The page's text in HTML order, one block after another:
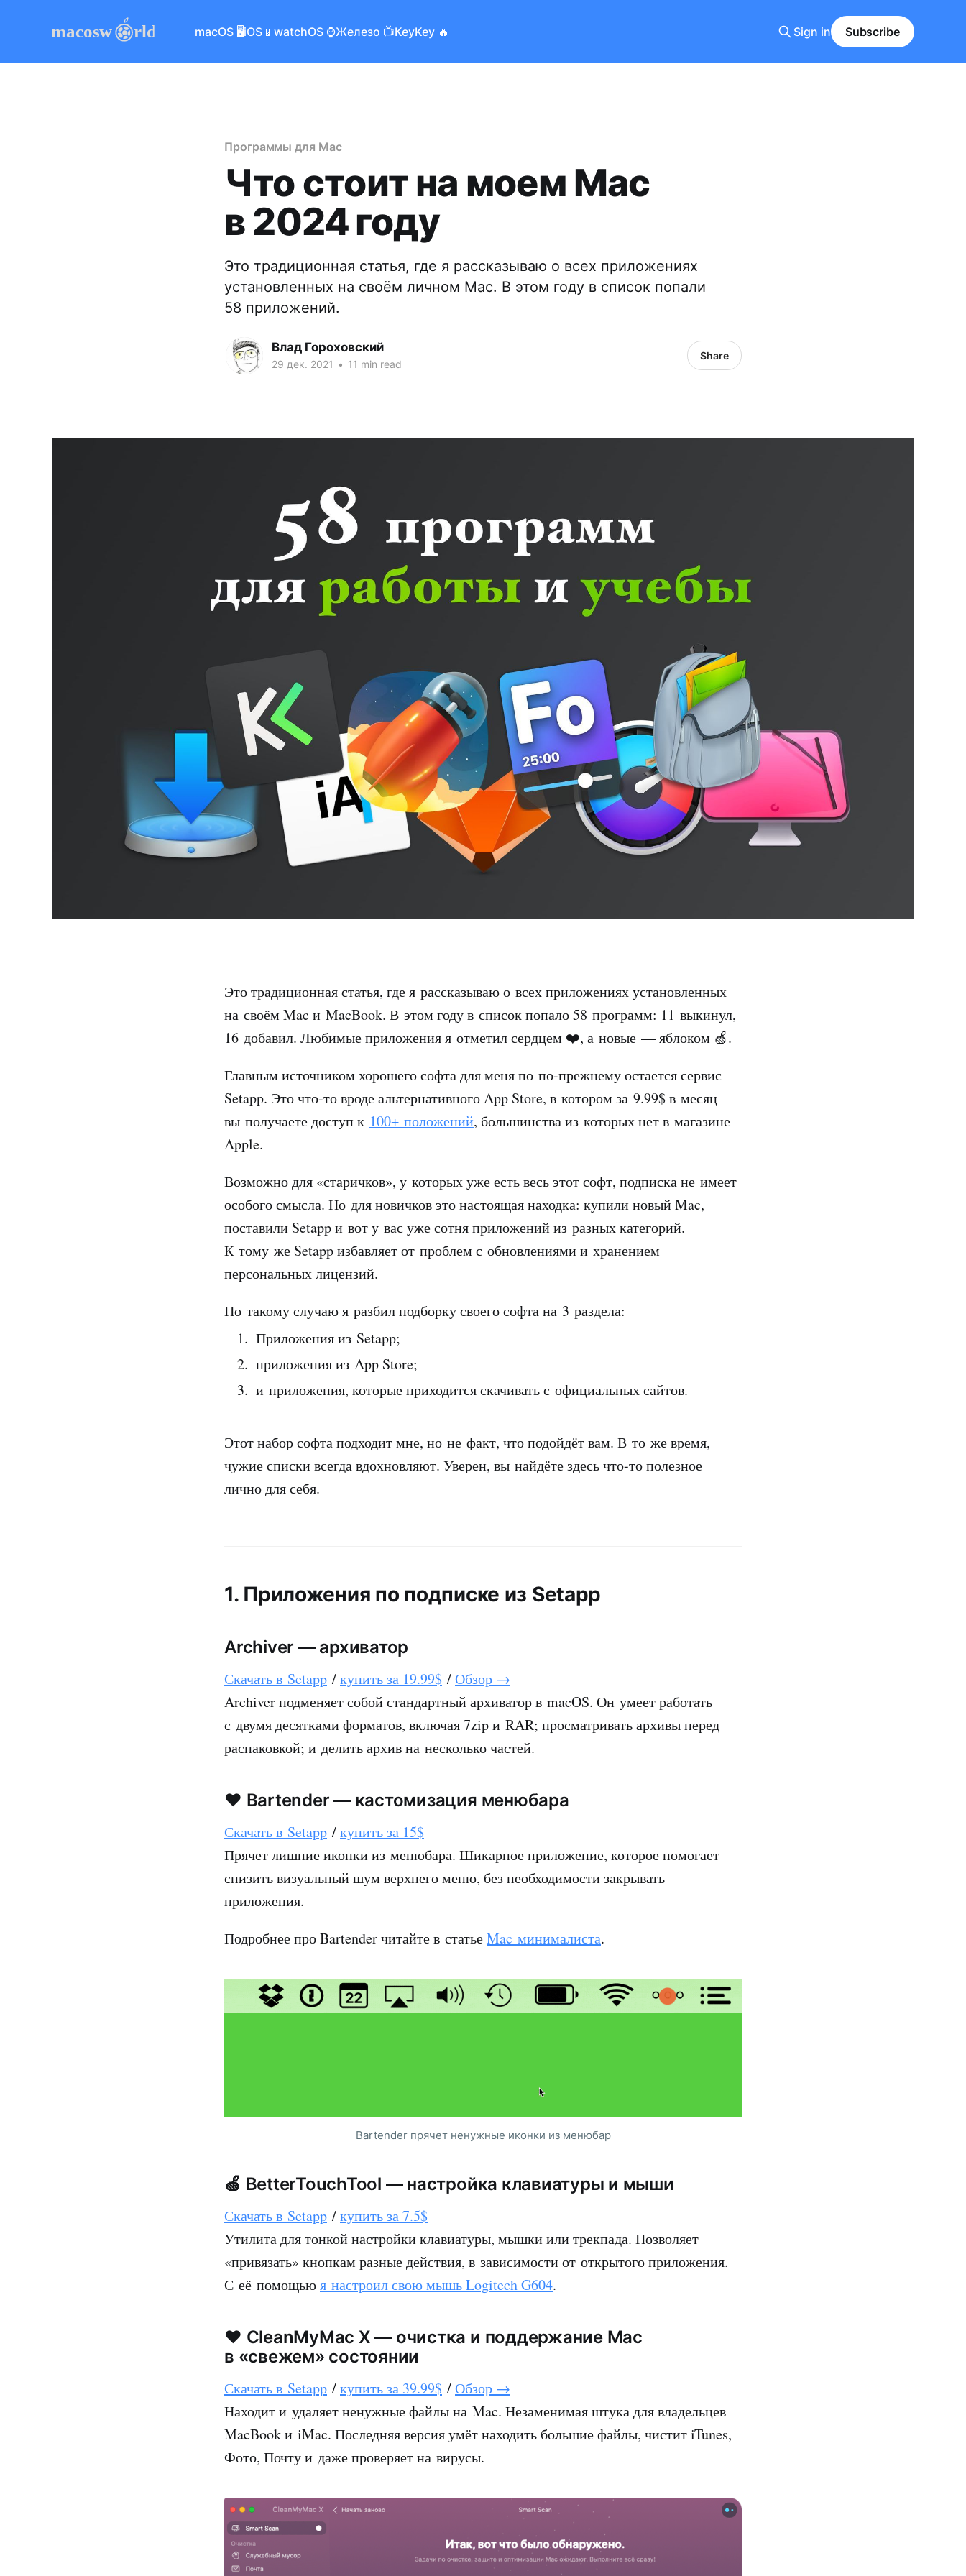
macOS 🖥iOS📱watchOS ⌚️Железо 📺KeyKey 🔥 Sign in Subscribe
Программы для Mac
Что стоит на моем Mac
в 2024 году
Это традиционная статья, где я рассказываю о всех приложениях
установленных на своём личном Mac. В этом году в список попали
58 приложений.
Влад Гороховский
29 дек. 2021 • 11 min read
Share
Это традиционная статья, где я рассказываю о всех приложениях установленных
на своём Mac и MacBook. В этом году в список попало 58 программ: 11 выкинул,
16 добавил. Любимые приложения я отметил сердцем ❤️, а новые — яблоком 🍏.
Главным источником хорошего софта для меня по по-прежнему остается сервис
Setapp. Это что-то вроде альтернативного App Store, в котором за 9.99$ в месяц
вы получаете доступ к 100+ положений, большинства из которых нет в магазине
Apple.
Возможно для «старичков», у которых уже есть весь этот софт, подписка не имеет
особого смысла. Но для новичков это настоящая находка: купили новый Mac,
поставили Setapp и вот у вас уже сотня приложений из разных категорий.
К тому же Setapp избавляет от проблем с обновлениями и хранением
персональных лицензий.
По такому случаю я разбил подборку своего софта на 3 раздела:
Приложения из Setapp;
приложения из App Store;
и приложения, которые приходится скачивать с официальных сайтов.
Этот набор софта подходит мне, но не факт, что подойдёт вам. В то же время,
чужие списки всегда вдохновляют. Уверен, вы найдёте здесь что-то полезное
лично для себя.
1. Приложения по подписке из Setapp
Archiver — архиватор
Скачать в Setapp /купить за 19.99$ /Обзор →
Archiver подменяет собой стандартный архиватор в macOS. Он умеет работать
с двумя десятками форматов, включая 7zip и RAR; просматривать архивы перед
распаковкой; и делить архив на несколько частей.
❤️ Bartender — кастомизация менюбара
Скачать в Setapp /купить за 15$
Прячет лишние иконки из менюбара. Шикарное приложение, которое помогает
снизить визуальный шум верхнего меню, без необходимости закрывать
приложения.
Подробнее про Bartender читайте в статьеMac минималиста.
Bartender прячет ненужные иконки из менюбар
🍏 BetterTouchTool — настройка клавиатуры и мыши
Скачать в Setapp /купить за 7.5$
Утилита для тонкой настройки клавиатуры, мышки или трекпада. Позволяет
«привязать» кнопкам разные действия, в зависимости от открытого приложения.
С её помощьюя настроил свою мышь Logitech G604.
❤️ CleanMyMac X — очистка и поддержание Mac
в «свежем» состоянии
Скачать в Setapp /купить за 39.99$ /Обзор →
Находит и удаляет ненужные файлы на Mac. Незаменимая штука для владельцев
MacBook и iMac. Последняя версия умёт находить большие файлы, чистит iTunes,
Фото, Почту и даже проверяет на вирусы.